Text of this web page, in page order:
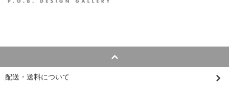
配送・送料について